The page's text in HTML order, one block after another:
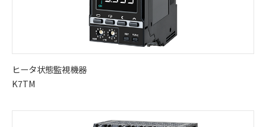
ヒータ状態監視機器
K7TM